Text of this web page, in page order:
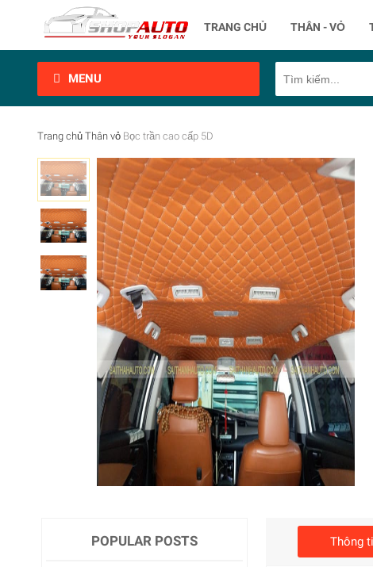
TRANG CHỦ THÂN - VỎ
MENU
Trang chủ Thân vỏ Bọc trần cao cấp 5D
Thông
POPULAR POSTS